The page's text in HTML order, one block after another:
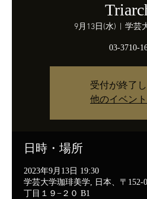
9月13日(水) 学芸
03-3710-
受付が終了
他のイベン
日時・場所
2023年9月13日 19:30
学芸大学珈琲美学, 日本、〒152-
丁目１９−２０ B1